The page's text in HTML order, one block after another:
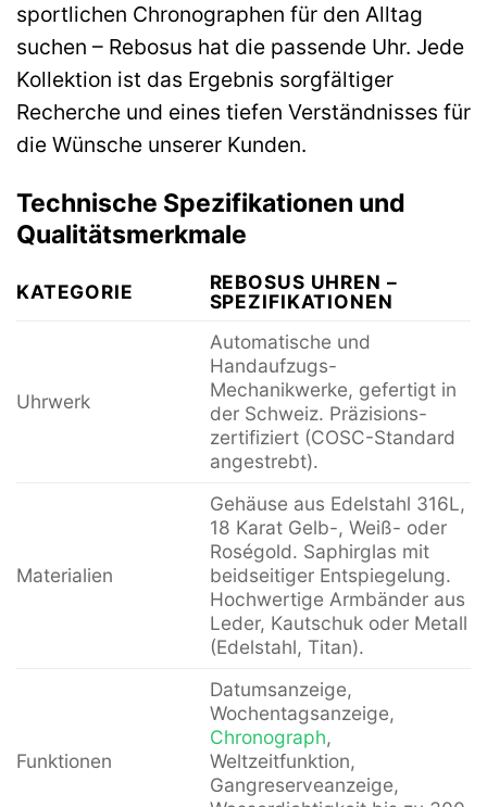
sportlichen Chronographen für den Alltag
suchen – Rebosus hat die passende Uhr. Jede
Kollektion ist das Ergebnis sorgfältiger
Recherche und eines tiefen Verständnisses für
die Wünsche unserer Kunden.
Technische Spezifikationen und
Qualitätsmerkmale
KATEGORIE
REBOSUS UHREN –
SPEZIFIKATIONEN
Uhrwerk
Automatische und
Handaufzugs-
Mechanikwerke, gefertigt in
der Schweiz. Präzisions-
zertifiziert (COSC-Standard
angestrebt).
Materialien
Gehäuse aus Edelstahl 316L,
18 Karat Gelb-, Weiß- oder
Roségold. Saphirglas mit
beidseitiger Entspiegelung.
Hochwertige Armbänder aus
Leder, Kautschuk oder Metall
(Edelstahl, Titan).
Funktionen
Datumsanzeige,
Wochentagsanzeige,
Chronograph,
Weltzeitfunktion,
Gangreserveanzeige,